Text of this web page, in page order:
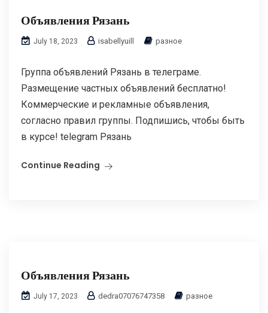
Объявления Рязань
July 18, 2023 isabellyuill разное
Группа объявлений Рязань в телеграме.
Размещение частных объявлений бесплатно!
Коммерческие и рекламные объявления,
согласно правил группы. Подпишись, чтобы быть
в курсе! telegram Рязань
Continue Reading
Объявления Рязань
July 17, 2023 dedra07076747358 разное